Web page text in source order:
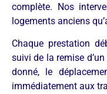
complète. Nos
logements anciens
Chaque prestation
suivi de la remise
donné, le
immédiatement aux